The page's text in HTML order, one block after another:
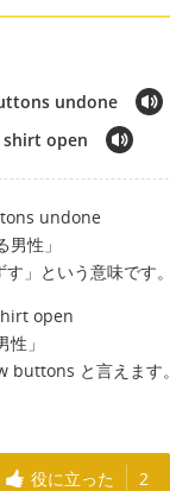
undone
open
undone
性」
」という意味です。
open
」
buttons と言えます。
役に立った 2